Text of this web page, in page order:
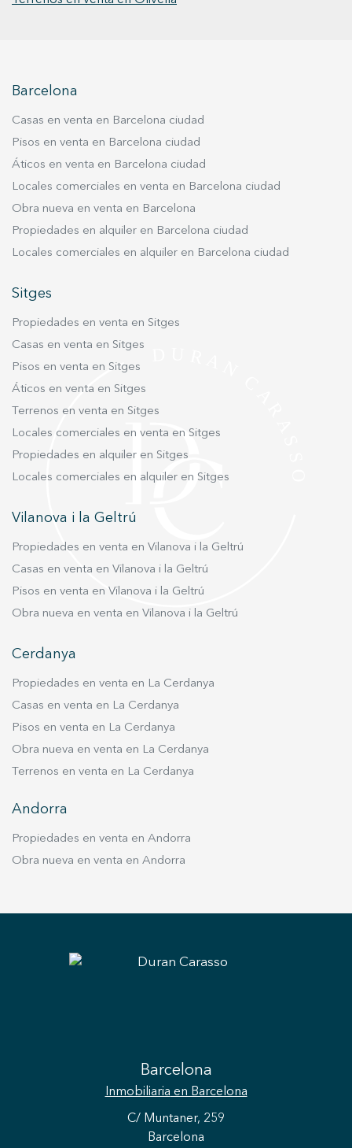
capacidad para dos vehículos, una gran sala
—espacio familiar, gimnasio, zona de ocio,
despacho o sala de cine— además de las áreas
técnicas e instalaciones de la vivienda. El
proyecto integra soluciones de alta eficiencia
energética, entre ellas sistema de aerotermia,
radiante y acabados en gres porcelánico,
combinando sostenibilidad, confort y diseño
como una de las ubicaciones más atractivas de
Sitges gracias a su proximidad al centro, al mar y
aeropuerto. Un entorno residencial moderno
que permite disfrutar de la tranquilidad de una
vivienda unifamiliar sin renunciar a la vida social,
gastronómica y cultural que caracteriza a la
localidad. Las imágenes mostradas
corresponden a infografías y representaciones
distribuciones descritas podrán experimentar
constructivo de la obra. Le invitamos a descubrir
este proyecto en una reunión privada donde
podremos presentarle la arquitectura, la
de los detalles que darán forma a esta futura
vivienda. Además, tendrá la oportunidad de
valor de su ubicación, orientación y entorno
Plana.
Barcelona
Casas en venta en Barcelona ciudad
Pisos en venta en Barcelona ciudad
Áticos en venta en Barcelona ciudad
Locales comerciales en venta en Barcelona ciudad
Obra nueva en venta en Barcelona
Propiedades en alquiler en Barcelona ciudad
Locales comerciales en alquiler en Barcelona ciudad
Sitges
Propiedades en venta en Sitges
Casas en venta en Sitges
Pisos en venta en Sitges
Áticos en venta en Sitges
Terrenos en venta en Sitges
Locales comerciales en venta en Sitges
Propiedades en alquiler en Sitges
Locales comerciales en alquiler en Sitges
Vilanova i la Geltrú
Propiedades en venta en Vilanova i la Geltrú
Casas en venta en Vilanova i la Geltrú
Pisos en venta en Vilanova i la Geltrú
Obra nueva en venta en Vilanova i la Geltrú
Cerdanya
Propiedades en venta en La Cerdanya
Casas en venta en La Cerdanya
Pisos en venta en La Cerdanya
Obra nueva en venta en La Cerdanya
Terrenos en venta en La Cerdanya
Andorra
Propiedades en venta en Andorra
Obra nueva en venta en Andorra
Barcelona
Inmobiliaria en Barcelona
C/ Muntaner, 259
Barcelona